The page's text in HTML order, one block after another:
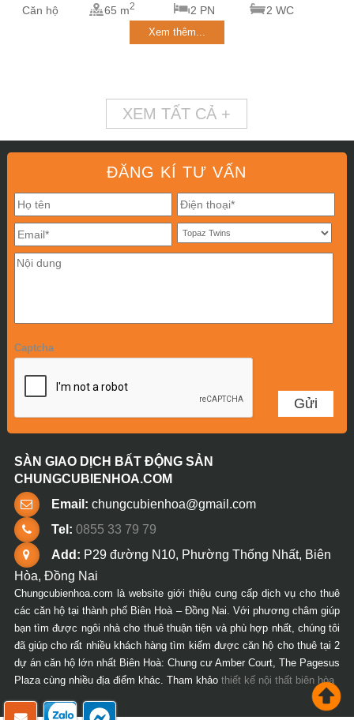
Căn hộ 65 m2 2 PN 2 WC
Xem thêm...
XEM TẤT CẢ +
ĐĂNG KÍ TƯ VẤN
Captcha
SÀN GIAO DỊCH BẤT ĐỘNG SẢN
CHUNGCUBIENHOA.COM
Email: chungcubienhoa@gmail.com
Tel: 0855 33 79 79
Add: P29 đường N10, Phường Thống Nhất, Biên
Hòa, Đồng Nai
Chungcubienhoa.com là website giới thiệu cung cấp dịch vụ cho thuê
các căn hộ tại thành phố Biên Hoà – Đồng Nai. Với phương châm giúp
bạn tìm được ngôi nhà cho thuê thuận tiện và phù hợp nhất, chúng tôi
đã giúp cho rất nhiều khách hàng tìm kiếm được căn hộ cho thuê tại 2
dự án căn hộ lớn nhất Biên Hoà: Chung cư Amber Court, The Pagesus
Plaza cùng nhiều địa điểm khác. Tham khảo thiết kế nội thất biên hòa